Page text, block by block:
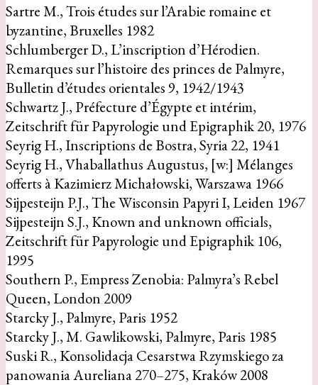
Sartre M., Trois études sur l’Arabie romaine et
byzantine, Bruxelles 1982
Schlumberger D., L’inscription d’Hérodien.
Remarques sur l’histoire des princes de Palmyre,
Bulletin d’études orientales 9, 1942/1943
Schwartz J., Préfecture d’Égypte et intérim,
Zeitschrift für Papyrologie und Epigraphik 20, 1976
Seyrig H., Inscriptions de Bostra, Syria 22, 1941
Seyrig H., Vhaballathus Augustus, [w:] Mélanges
offerts à Kazimierz Michałowski, Warszawa 1966
Sijpesteijn P.J., The Wisconsin Papyri I, Leiden 1967
Sijpesteijn S.J., Known and unknown officials,
Zeitschrift für Papyrologie und Epigraphik 106,
1995
Southern P., Empress Zenobia: Palmyra’s Rebel
Queen, London 2009
Starcky J., Palmyre, Paris 1952
Starcky J., M. Gawlikowski, Palmyre, Paris 1985
Suski R., Konsolidacja Cesarstwa Rzymskiego za
panowania Aureliana 270–275, Kraków 2008